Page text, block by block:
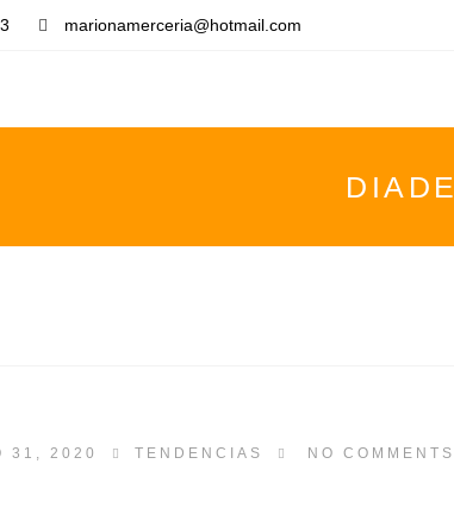
marionamerceria@hotmail.com
31, 2020 TENDENCIAS NO COMMENTS